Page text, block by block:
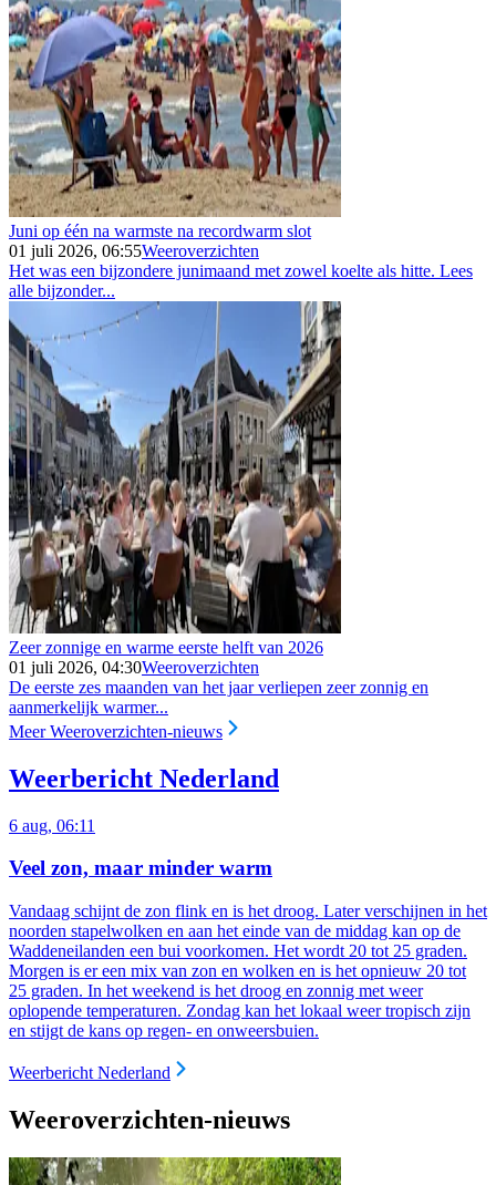
Juni op één na warmste na recordwarm slot
01 juli 2026, 06:55Weeroverzichten
Het was een bijzondere junimaand met zowel koelte als hitte. Lees
alle bijzonder...
Zeer zonnige en warme eerste helft van 2026
01 juli 2026, 04:30Weeroverzichten
De eerste zes maanden van het jaar verliepen zeer zonnig en
aanmerkelijk warmer...
Meer Weeroverzichten-nieuws
Weerbericht Nederland
6 aug, 06:11
Veel zon, maar minder warm
Vandaag schijnt de zon flink en is het droog. Later verschijnen in het
noorden stapelwolken en aan het einde van de middag kan op de
Waddeneilanden een bui voorkomen. Het wordt 20 tot 25 graden.
Morgen is er een mix van zon en wolken en is het opnieuw 20 tot
25 graden. In het weekend is het droog en zonnig met weer
oplopende temperaturen. Zondag kan het lokaal weer tropisch zijn
en stijgt de kans op regen- en onweersbuien.
Weerbericht Nederland
Weeroverzichten-nieuws